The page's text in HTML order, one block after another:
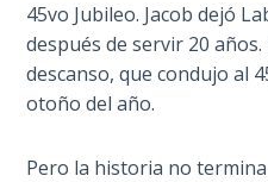
The Gospel
of John:
Manifesting
45vo Jubileo. Jacob dejó
después de servir 20
descanso, que condujo al
otoño del año.
Pero la historia no